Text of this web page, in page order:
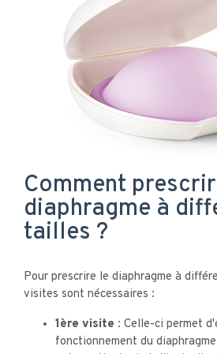
Comment
diaphragme à
tailles ?
Pour prescrire le diaphragme à
visites sont nécessaires :
1ère visite : Celle-ci permet
fonctionnement du